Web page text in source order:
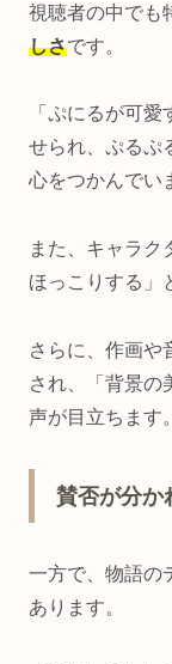
視聴者の中でも
しさです。
「ぷにるが可
せられ、ぷるぷ
心をつかんでい
また、キャラク
ほっこりする」
さらに、作画や
され、「背景の
声が目立ちます。
賛否が分か
一方で、物語の
あります。